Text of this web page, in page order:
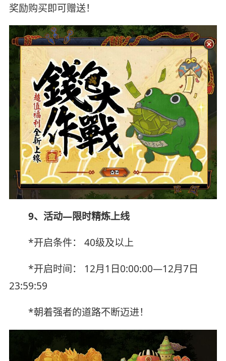
奖励购买即可赠送！
9、活动—限时精炼上线
*开启条件： 40级及以上
*开启时间： 12月1日0:00:00—12月7日
23:59:59
*朝着强者的道路不断迈进！